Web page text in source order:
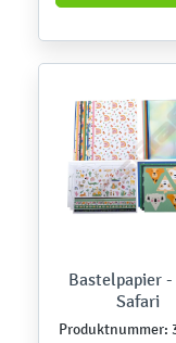
Bastelpapier
Safari
Produktnummer: